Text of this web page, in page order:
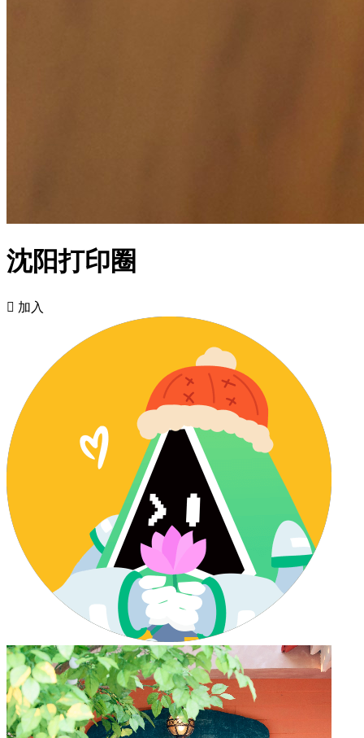
沈阳打印圈
 加入